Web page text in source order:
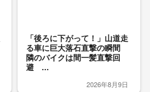
「後ろに下がって！」山道走
る車に巨大落石直撃の瞬間
隣のバイクは間一髪直撃回
避 ...
2026年8月9日